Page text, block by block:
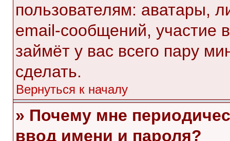
пользователям: аватары,
email-сообщений, участие
займёт у вас всего пару
сделать.
Вернуться к началу
» Почему мне
ввод имени и пароля?